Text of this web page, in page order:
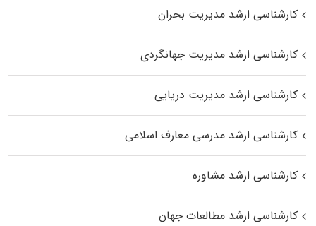
کارشناسی ارشد مدیریت بحران
کارشناسی ارشد مدیریت جهانگردی
کارشناسی ارشد مدیریت دریایی
کارشناسی ارشد مدرسی معارف اسلامی
کارشناسی ارشد مشاوره
کارشناسی ارشد مطالعات جهان